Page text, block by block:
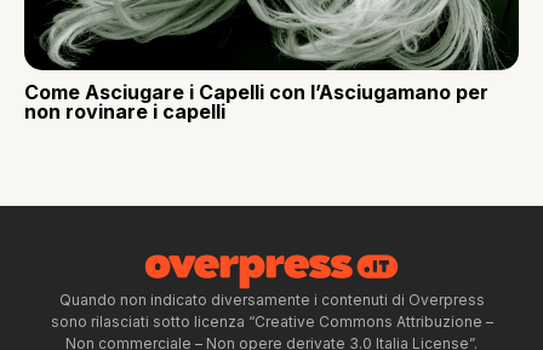
Come Asciugare i Capelli con l’Asciugamano per
non rovinare i capelli
Quando non indicato diversamente i contenuti di Overpress
sono rilasciati sotto licenza “Creative Commons Attribuzione –
Non commerciale – Non opere derivate 3.0 Italia License”.